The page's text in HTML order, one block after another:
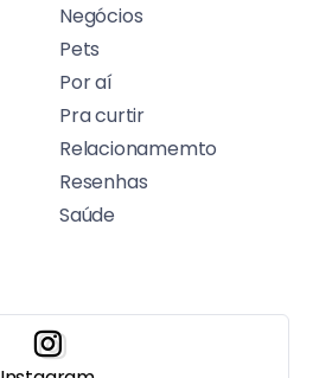
Negócios
Pets
Por aí
Pra curtir
Relacionamemto
Resenhas
Saúde